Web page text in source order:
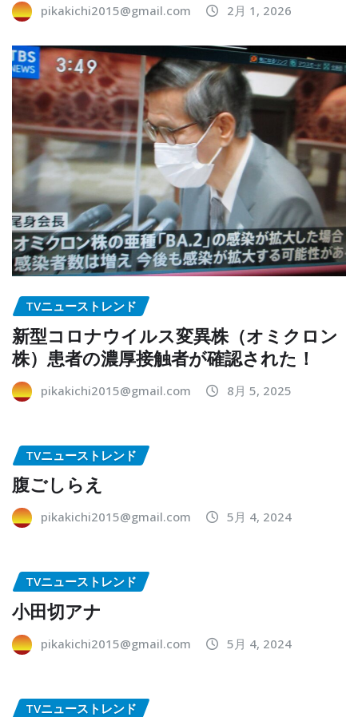
pikakichi2015@gmail.com 2月 1, 2026
TVニューストレンド
新型コロナウイルス変異株（オミクロン
株）患者の濃厚接触者が確認された！
pikakichi2015@gmail.com 8月 5, 2025
TVニューストレンド
腹ごしらえ
pikakichi2015@gmail.com 5月 4, 2024
TVニューストレンド
小田切アナ
pikakichi2015@gmail.com 5月 4, 2024
TVニューストレンド